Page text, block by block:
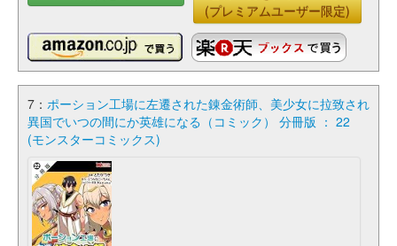
(プレミアムユーザー限定)
7： ポーション工場に左遷された錬金術師、美少女に拉致され
異国でいつの間にか英雄になる（コミック） 分冊版 ： 22
(モンスターコミックス)